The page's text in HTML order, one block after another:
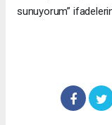
sunuyorum”